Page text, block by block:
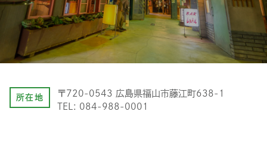
所在地
〒720-0543 広島県福山市藤江町638-1
TEL: 084-988-0001